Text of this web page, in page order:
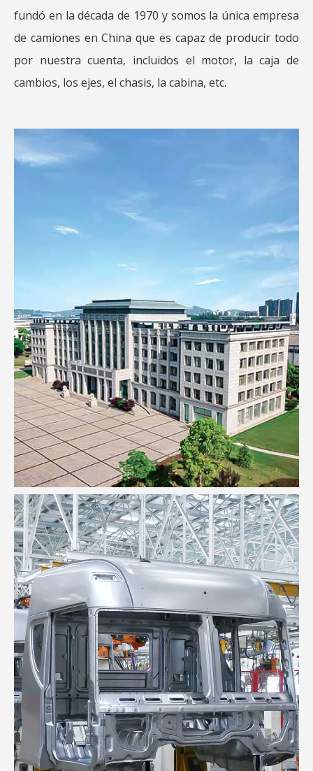
fundó en la década de 1970 y somos la única empresa
de camiones en China que es capaz de producir todo
por nuestra cuenta, incluidos el motor, la caja de
cambios, los ejes, el chasis, la cabina, etc.
Edificio de oficinas